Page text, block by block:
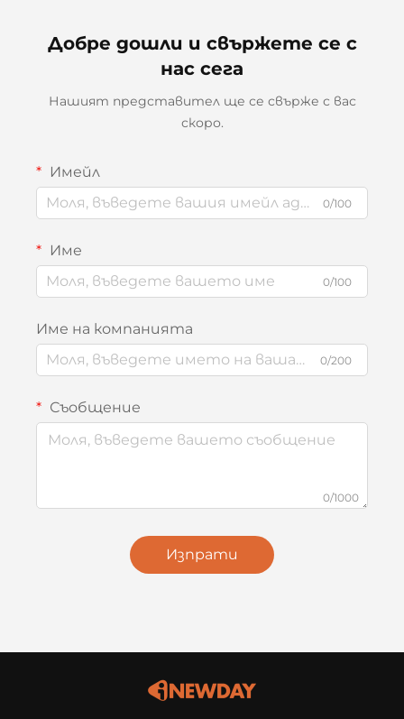
Добре дошли и свържете се с
нас сега
Нашият представител ще се свърже с вас
скоро.
Имейл
0/100
Име
0/100
Име на компанията
0/200
Съобщение
0/1000
Изпрати